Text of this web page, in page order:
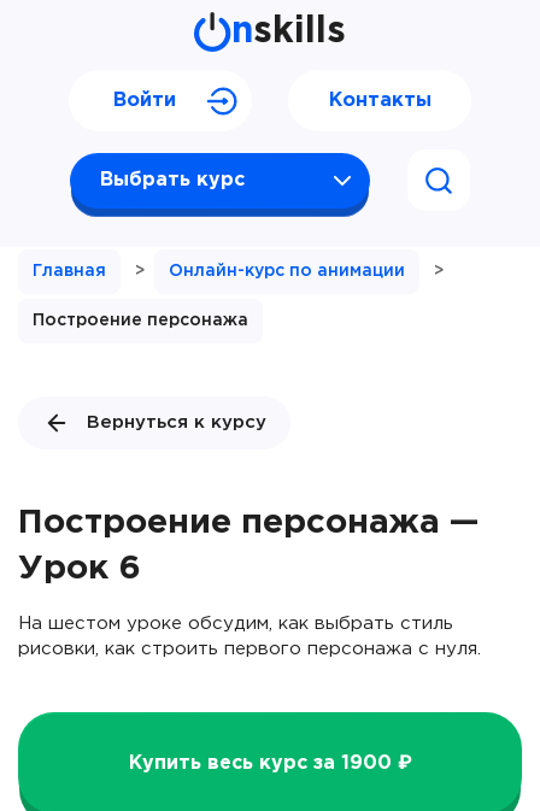
nskills
Выбрать курс
Войти Контакты
Главная > Онлайн-курс по анимации >
Построение персонажа
Вернуться к курсу
Построение персонажа —
Урок 6
На шестом уроке обсудим, как выбрать стиль
рисовки, как строить первого персонажа с нуля.
Купить весь курс за 1900 ₽